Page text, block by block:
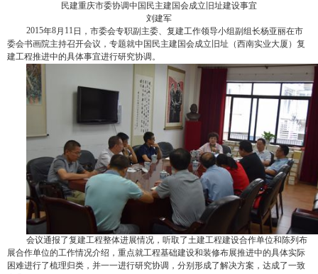
民建重庆市委协调中国民主建国会成立旧址建设事宜
刘建军
2015年8月 11 日，市委会专职副主委、复建工作领导小组副组长杨亚丽在市
委会书画院主持召开会议，专题就中国民主建国会成立旧址（西南实业大厦）复
建工程推进中的具体事宜进行研究协调。
会议通报了复建工程整体进展情况，听取了土建工程建设合作单位和陈列布
展合作单位的工作情况介绍，重点就工程基础建设和装修布展推进中的具体实际
困难进行了梳理归类，并一一进行研究协调，分别形成了解决方案，达成了一致